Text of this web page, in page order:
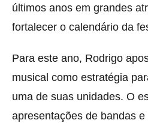
últimos anos em grandes
fortalecer o calendário da
Para este ano, Rodrigo
musical como estratégia
uma de suas unidades. O
apresentações de bandas